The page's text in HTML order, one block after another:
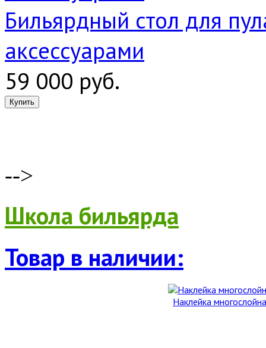
Бильярдный стол для
аксессуарами
59 000 руб.
-->
Школа бильярда
Товар в наличии:
Наклейка